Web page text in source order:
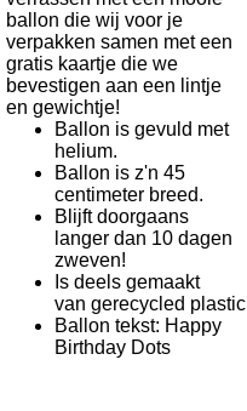
ballon die wij voor je
verpakken samen met een
gratis kaartje die we
bevestigen aan een lintje
en gewichtje!
Ballon is gevuld met
helium.
Ballon is z'n 45
centimeter breed.
Blijft doorgaans
langer dan 10 dagen
zweven!
Is deels gemaakt
van gerecycled
Ballon tekst: Happy
Birthday Dots